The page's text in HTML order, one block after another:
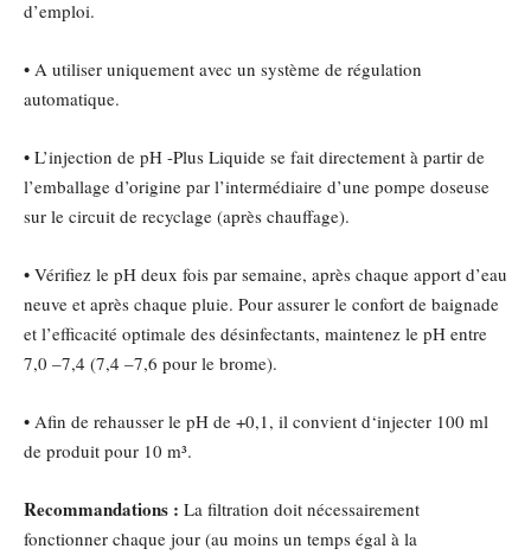
d’emploi.
• A utiliser uniquement avec un système de régulation
automatique.
• L’injection de pH -Plus Liquide se fait directement à partir de
l’emballage d’origine par l’intermédiaire d’une pompe doseuse
sur le circuit de recyclage (après chauffage).
• Vérifiez le pH deux fois par semaine, après chaque apport d’eau
neuve et après chaque pluie. Pour assurer le confort de baignade
et l’efficacité optimale des désinfectants, maintenez le pH entre
7,0 –7,4 (7,4 –7,6 pour le brome).
• Afin de rehausser le pH de +0,1, il convient d‘injecter 100 ml
de produit pour 10 m³.
Recommandations : La filtration doit nécessairement
fonctionner chaque jour (au moins un temps égal à la